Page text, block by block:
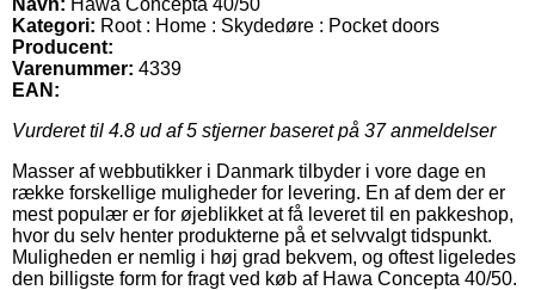
Kategori: Root : Home : Skydedøre : Pocket doors
Producent:
Varenummer: 4339
EAN:
Vurderet til 4.8 ud af 5 stjerner baseret på 37anmeldelser
Masser af webbutikker i Danmark tilbyder i vore dage en
række forskellige muligheder for levering. En af dem der er
mest populær er for øjeblikket at få leveret til en pakkeshop,
hvor du selv henter produkterne på et selvvalgt tidspunkt.
Muligheden er nemlig i høj grad bekvem, og oftest ligeledes
den billigste form for fragt ved køb af Hawa Concepta 40/50.